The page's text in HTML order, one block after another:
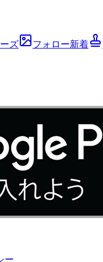
ズ フォロー新着
ー